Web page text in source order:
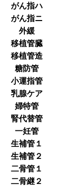
がん指ハ
がん指ニ
外緩
移植管臓
移植管造
糖防管
小運指管
乳腺ケア
婦特管
腎代替管
一妊管
生補管１
生補管２
二骨管１
二骨継２